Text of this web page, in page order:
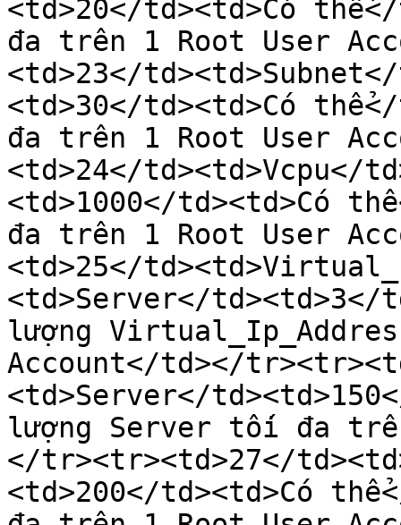
<td>20</td><td>Có
đa trên 1 Root User
<td>23</
<td>30</td><td>Có
đa trên 1 Root User
<td>24</td><td>Vcpu</
<td>1000</td><td>Có
đa trên 1 Root User
<td>25</
<td>Server</td><td>3</
lượng
Account</td></
<td>Server</
lượng Server tối đa
</tr><tr><td>27</
<td>200</td><td>Có